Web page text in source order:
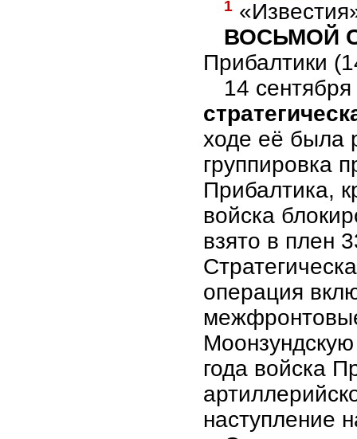
1
ВОСЬМОЙ
Прибалтики
14
ходе её была
группировка
Прибалтика,
войска
взято в плен
операция
года войска
наступление